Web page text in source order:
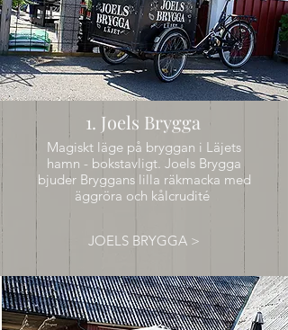
1. Joels Brygga
Magiskt läge på bryggan i Läjets
hamn - bokstavligt. Joels Brygga
bjuder Bryggans lilla räkmacka med
äggröra och kålcrudité
JOELS BRYGGA >